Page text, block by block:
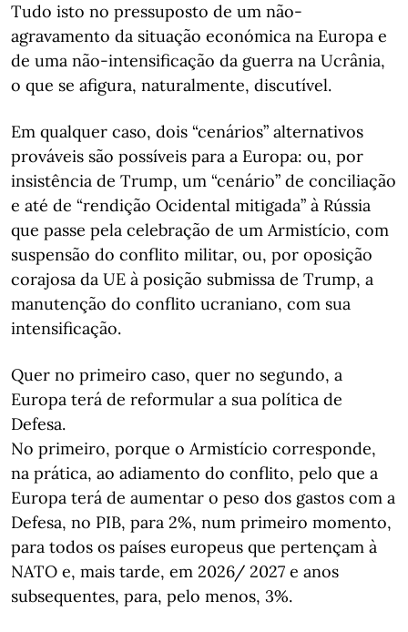
Tudo isto no pressuposto de um não-
agravamento da situação económica na Europa e
de uma não-intensificação da guerra na Ucrânia,
o que se afigura, naturalmente, discutível.
Em qualquer caso, dois “cenários” alternativos
prováveis são possíveis para a Europa: ou, por
insistência de Trump, um “cenário” de conciliação
e até de “rendição Ocidental mitigada” à Rússia
que passe pela celebração de um Armistício, com
suspensão do conflito militar, ou, por oposição
corajosa da UE à posição submissa de Trump, a
manutenção do conflito ucraniano, com sua
intensificação.
Quer no primeiro caso, quer no segundo, a
Europa terá de reformular a sua política de
Defesa.
No primeiro, porque o Armistício corresponde,
na prática, ao adiamento do conflito, pelo que a
Europa terá de aumentar o peso dos gastos com a
Defesa, no PIB, para 2%, num primeiro momento,
para todos os países europeus que pertençam à
NATO e, mais tarde, em 2026/ 2027 e anos
subsequentes, para, pelo menos, 3%.